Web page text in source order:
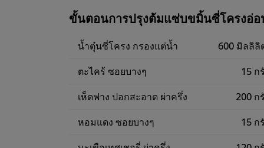
ขั้นตอนการปรุงต้มแซ่บขมิ้นซี่โครงอ่
น้ำตุ๋นซี่โครง กรองแต่น้ำ
600 มิลลิลิ
ตะไคร้ ซอยบางๆ
15 ก
เห็ดฟาง ปอกสะอาด ผ่าครึ่ง
200 ก
หอมแดง ซอยบางๆ
15 ก